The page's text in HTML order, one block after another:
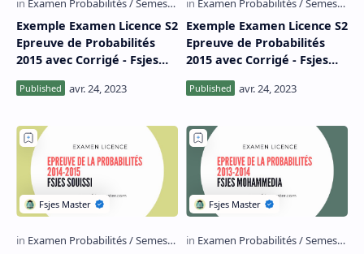
Exemple Examen Licence S2
Epreuve de Probabilités
2015 avec Corrigé - Fsjes
Souissi
Exemple Examen Licence S2
Epreuve de Probabilités
2015 avec Corrigé - Fsjes
Mohammedia